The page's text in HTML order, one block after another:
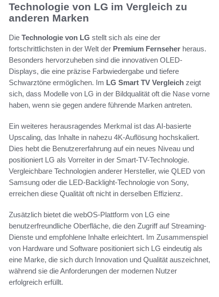
Technologie von LG im Vergleich zu
anderen Marken
Die Technologie von LG stellt sich als eine der
fortschrittlichsten in der Welt der Premium Fernseher heraus.
Besonders hervorzuheben sind die innovativen OLED-
Displays, die eine präzise Farbwiedergabe und tiefere
Schwarztöne ermöglichen. Im LG Smart TV Vergleich zeigt
sich, dass Modelle von LG in der Bildqualität oft die Nase vorne
haben, wenn sie gegen andere führende Marken antreten.
Ein weiteres herausragendes Merkmal ist das AI-basierte
Upscaling, das Inhalte in nahezu 4K-Auflösung hochskaliert.
Dies hebt die Benutzererfahrung auf ein neues Niveau und
positioniert LG als Vorreiter in der Smart-TV-Technologie.
Vergleichbare Technologien anderer Hersteller, wie QLED von
Samsung oder die LED-Backlight-Technologie von Sony,
erreichen diese Qualität oft nicht in derselben Effizienz.
Zusätzlich bietet die webOS-Plattform von LG eine
benutzerfreundliche Oberfläche, die den Zugriff auf Streaming-
Dienste und empfohlene Inhalte erleichtert. Im Zusammenspiel
von Hardware und Software positioniert sich LG eindeutig als
eine Marke, die sich durch Innovation und Qualität auszeichnet,
während sie die Anforderungen der modernen Nutzer
erfolgreich erfüllt.